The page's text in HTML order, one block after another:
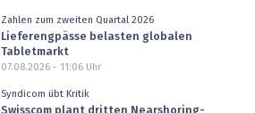
Zahlen zum zweiten Quartal 2026
Lieferengpässe belasten globalen
Tabletmarkt
07.08.2026 - 11:06Uhr
Syndicom übt Kritik
Swisscom plant dritten Nearshoring-